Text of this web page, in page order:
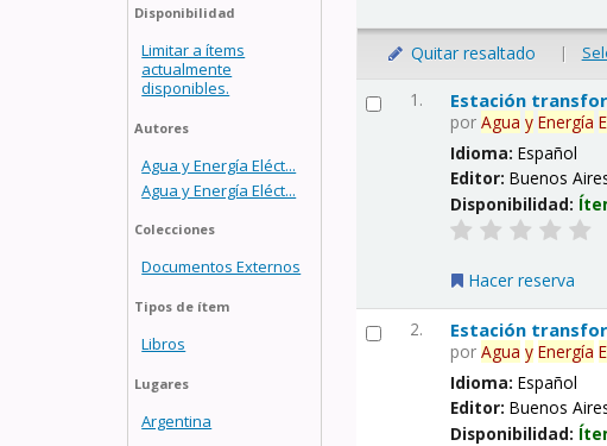
Disponibilidad
Limitar a ítems
actualmente
disponibles.
Autores
Agua y Energía Eléct...
Agua y Energía Eléct...
Colecciones
Documentos Externos
Tipos de ítem
Libros
Lugares
Argentina
Quitar resaltado |
1. Estación
porAgua y Energía
Idioma:Español
Editor:Buenos
Disponibilidad:
Hacer reserva
2. Estación
porAgua y Energía
Idioma:Español
Editor:Buenos
Disponibilidad: